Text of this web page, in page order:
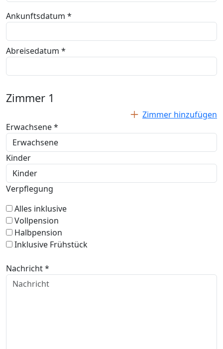
Ankunftsdatum *
Abreisedatum *
Zimmer 1
Zimmer hinzufügen
Erwachsene *
Kinder
Verpflegung
Alles inklusive
Vollpension
Halbpension
Inklusive Frühstück
Nachricht *